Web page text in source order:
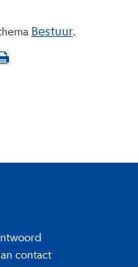
Bestuur
contact